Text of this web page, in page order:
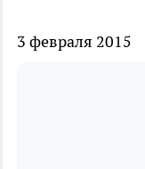
3 февраля 2015